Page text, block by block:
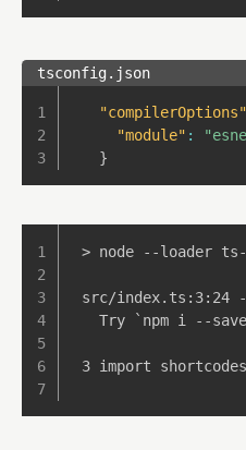
tsconfig.json
"compilerOptions"
"module" :
}
> node --loader
src/index.ts:3:24
Try `npm i --
3 import